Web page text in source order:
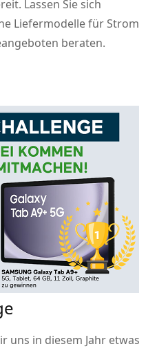
Lassen Sie sich
Liefermodelle für Strom
beraten.
uns in diesem Jahr etwas